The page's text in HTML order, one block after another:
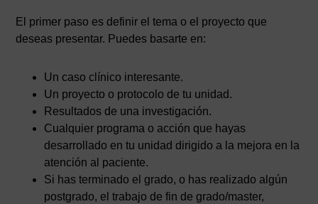
El primer paso es definir el tema o el proyecto que
deseas presentar. Puedes basarte en:
Un caso clínico interesante.
Un proyecto o protocolo de tu unidad.
Resultados de una investigación.
Cualquier programa o acción que hayas
desarrollado en tu unidad dirigido a la mejora en la
atención al paciente.
Si has terminado el grado, o has realizado algún
postgrado, el trabajo de fin de grado/master,